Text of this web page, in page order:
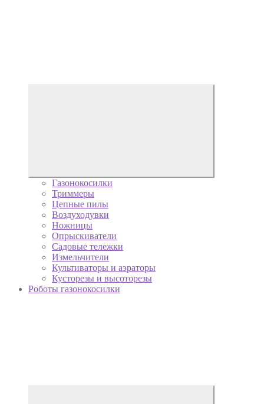
Газонокосилки
Триммеры
Цепные пилы
Воздуходувки
Ножницы
Опрыскиватели
Садовые тележки
Измельчители
Культиваторы и аэраторы
Кусторезы и высоторезы
Роботы газонокосилки